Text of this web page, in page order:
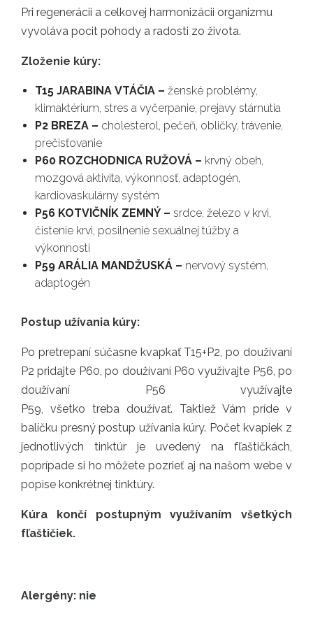
Pri regenerácii a celkovej harmonizácii organizmu
vyvoláva pocit pohody a radosti zo života.
Zloženie kúry:
T15 JARABINA VTÁČIA – ženské problémy,
klimaktérium, stres a vyčerpanie, prejavy stárnutia
P2 BREZA – cholesterol, pečeň, obličky, trávenie,
prečisťovanie
P60 ROZCHODNICA RUŽOVÁ – krvný obeh,
mozgová aktivita, výkonnosť, adaptogén,
kardiovaskulárny systém
P56 KOTVIČNÍK ZEMNÝ – srdce, železo v krvi,
čistenie krvi, posilnenie sexuálnej túžby a
výkonnosti
P59 ARÁLIA MANDŽUSKÁ – nervový systém,
adaptogén
Postup užívania kúry:
Po pretrepaní súčasne kvapkať T15+P2, po doužívaní
P2 pridajte P60, po doužívaní P60 využívajte P56, po
doužívaní P56 využívajte
P59, všetko treba doužívať. Taktiež Vám príde v
balíčku presný postup užívania kúry. Počet kvapiek z
jednotlivých tinktúr je uvedený na fľaštičkách,
poprípade si ho môžete pozrieť aj na našom webe v
popise konkrétnej tinktúry.
Kúra končí postupným využívaním všetkých
fľaštičiek.
Alergény: nie